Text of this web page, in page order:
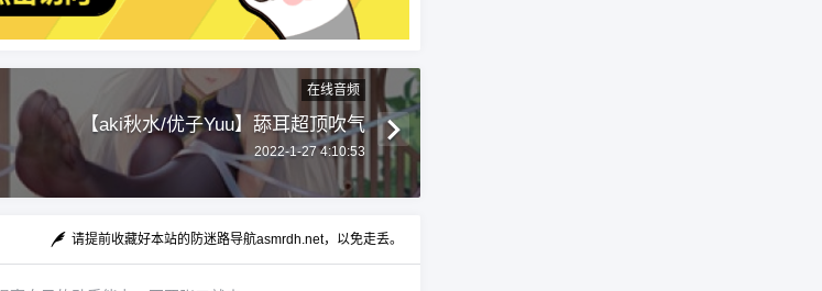
在线音频
【aki秋水/优子Yuu】舔耳超顶吹气
2022-1-27 4:10:53
请提前收藏好本站的防迷路导航asmrdh.net，以免走丢。